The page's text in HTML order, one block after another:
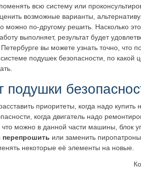
всю систему или
возможные варианты,
можно по-другому решить. Насколько
выполняет, результат будет
вы можете узнать точно, что
подушек безопасности, по какой
подушки
приоритеты, когда надо купить
когда двигатель надо
что можно в данной части машины, блок
перепрошить или заменить
некоторые её элементы на новые.